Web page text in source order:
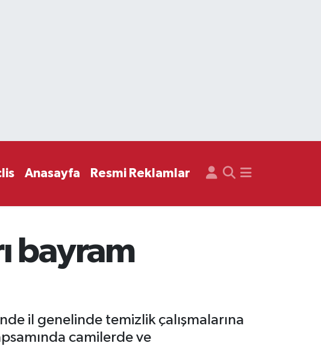
Anasayfa Resmi Reklamlar
bayram
il genelinde temizlik çalışmalarına
camilerde ve